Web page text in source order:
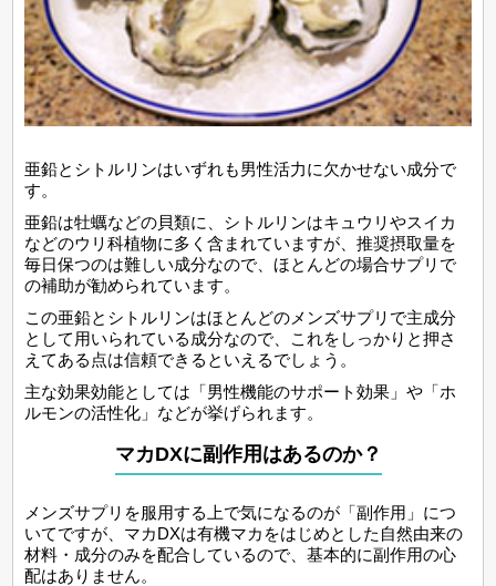
亜鉛とシトルリンはいずれも男性活力に欠かせない成分で
す。
亜鉛は牡蠣などの貝類に、シトルリンはキュウリやスイカ
などのウリ科植物に多く含まれていますが、推奨摂取量を
毎日保つのは難しい成分なので、ほとんどの場合サプリで
の補助が勧められています。
この亜鉛とシトルリンはほとんどのメンズサプリで主成分
として用いられている成分なので、これをしっかりと押さ
えてある点は信頼できるといえるでしょう。
主な効果効能としては「男性機能のサポート効果」や「ホ
ルモンの活性化」などが挙げられます。
マカDXに副作用はあるのか？
メンズサプリを服用する上で気になるのが「副作用」につ
いてですが、マカDXは有機マカをはじめとした自然由来の
材料・成分のみを配合しているので、基本的に副作用の心
配はありません。